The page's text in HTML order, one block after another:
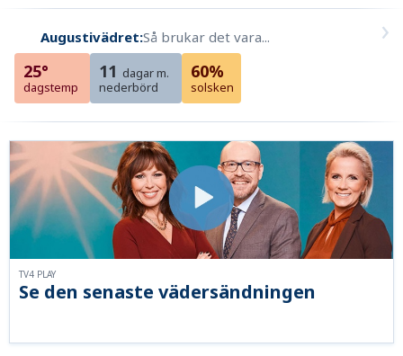
Augustivädret:Så brukar det vara...
25°
dagstemp
11 dagar m.
nederbörd
60%
solsken
Se den senaste vädersändningen
TV4 PLAY